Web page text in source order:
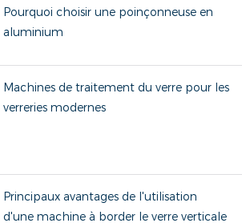
Pourquoi choisir une poinçonneuse en
aluminium
Machines de traitement du verre pour les
verreries modernes
Principaux avantages de l'utilisation
d'une machine à border le verre verticale